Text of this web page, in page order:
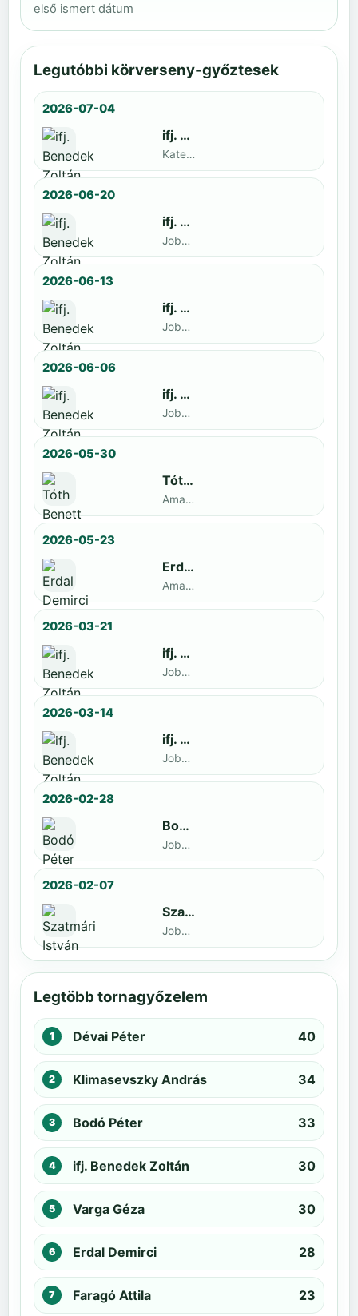
első ismert dátum
Legutóbbi körverseny-győztesek
2026-07-04
ifj. Benedek Zoltán
Kategoria1 neve · döntős: Lajkó Hunor
2026-06-20
ifj. Benedek Zoltán
Jobbak · döntős: Szatmári István
2026-06-13
ifj. Benedek Zoltán
Jobbak · döntős: Kende Mátyás
2026-06-06
ifj. Benedek Zoltán
Jobbak · döntős: Marko Novkov
2026-05-30
Tóth Benett
Amatőr · döntős: ifj. Benedek Zoltán
2026-05-23
Erdal Demirci
Amatőr · döntős: Enyedi Gergely
2026-03-21
ifj. Benedek Zoltán
Jobbak · döntős: Szatmári István
2026-03-14
ifj. Benedek Zoltán
Jobbak · döntős: id. Benedek Zoltán
2026-02-28
Bodó Péter
Jobbak · döntős: Kocsó Sándor
2026-02-07
Szatmári István
Jobbak · döntős: Kiss Barnabás
Legtöbb tornagyőzelem
Dévai Péter 40
Klimasevszky András 34
Bodó Péter 33
ifj. Benedek Zoltán 30
Varga Géza 30
Erdal Demirci 28
Faragó Attila 23